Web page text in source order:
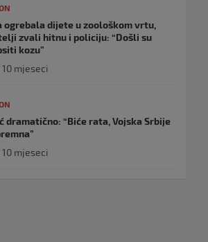
ogrebala dijete u zoološkom vrtu,
zvali hitnu i policiju: “Došli su
kozu”
mjeseci
dramatično: “Biće rata, Vojska Srbije
mjeseci